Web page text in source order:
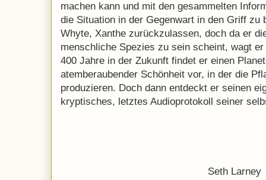
machen kann und mit den gesammelten
die Situation in der Gegenwart in den Griff zu
Whyte, Xanthe zurückzulassen, doch da er
menschliche Spezies zu sein scheint, wagt
400 Jahre in der Zukunft findet er einen
atemberaubender Schönheit vor, in der die
produzieren. Doch dann entdeckt er seinen
kryptisches, letztes Audioprotokoll seiner
Seth Larney